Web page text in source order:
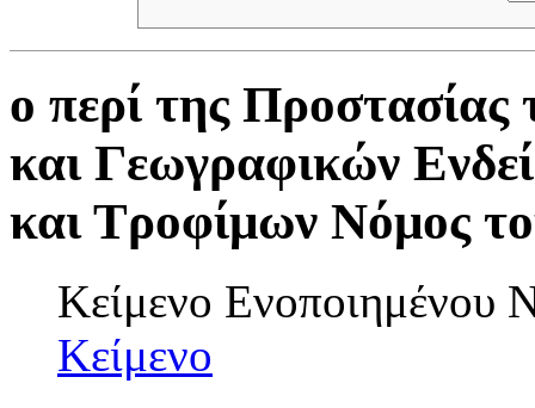
ο περί της
και Γεωγραφικών
και Τροφίμων Νόμος
Κείμενο
Κείμενο